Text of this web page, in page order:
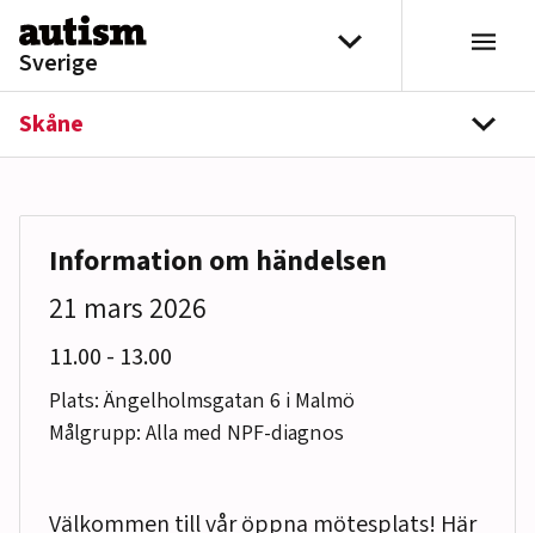
Hoppa till innehåll
Sverige
Välj distrikt
Skåne
Information om händelsen
21 mars 2026
11.00 till
- 13.00
Plats: Ängelholmsgatan 6 i Malmö
Målgrupp: Alla med NPF-diagnos
Välkommen till vår öppna mötesplats! Här